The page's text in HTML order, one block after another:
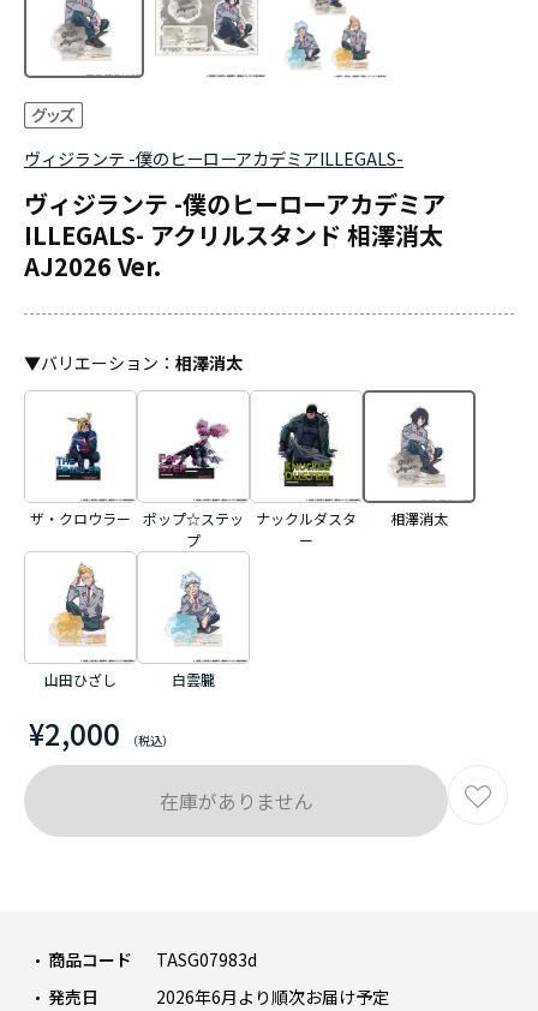
ヴィジランテ -僕のヒーローアカデミアILLEGALS-
ヴィジランテ -僕のヒーローアカデミア
ILLEGALS- アクリルスタンド 相澤消太
AJ2026 Ver.
¥2,000
商品コード
TASG07983d
発売日
2026年6月より順次お届け予定
▼バリエーション ： 相澤消太
ザ・クロウラー
ポップ☆ステッ
プ
ナックルダスタ
ー
相澤消太
山田ひざし 白雲朧
在庫がありません